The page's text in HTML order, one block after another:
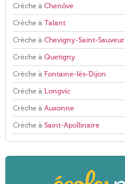
Crèche à Chenôve
Crèche à Talant
Crèche à Chevigny-Saint-Sauveur
Crèche à Quetigny
Crèche à Fontaine-lès-Dijon
Crèche à Longvic
Crèche à Auxonne
Crèche à Saint-Apollinaire